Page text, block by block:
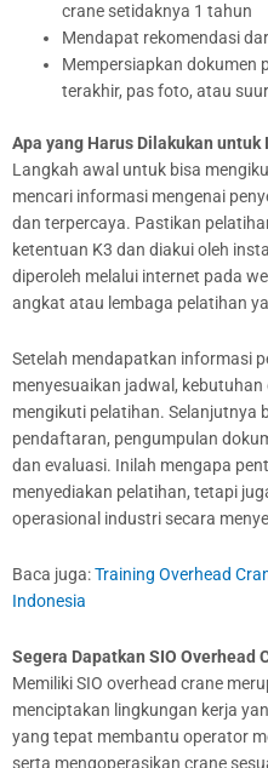
crane setidaknya 1 tahun
Mendapat rekomendasi
Mempersiapkan dokumen
terakhir, pas foto, atau
Apa yang Harus Dilakukan untuk
Langkah awal untuk bisa
mencari informasi mengenai
dan terpercaya. Pastikan
ketentuan K3 dan diakui oleh
diperoleh melalui internet pada
angkat atau lembaga pelatihan
Setelah mendapatkan informasi
menyesuaikan jadwal,
mengikuti pelatihan. Selanjutnya
pendaftaran, pengumpulan
dan evaluasi. Inilah mengapa
menyediakan pelatihan, tetapi
operasional industri secara
Baca juga:Training Overhead
Indonesia
Segera Dapatkan SIO Overhead
Memiliki SIO overhead crane
menciptakan lingkungan kerja
yang tepat membantu operator
serta mengoperasikan crane